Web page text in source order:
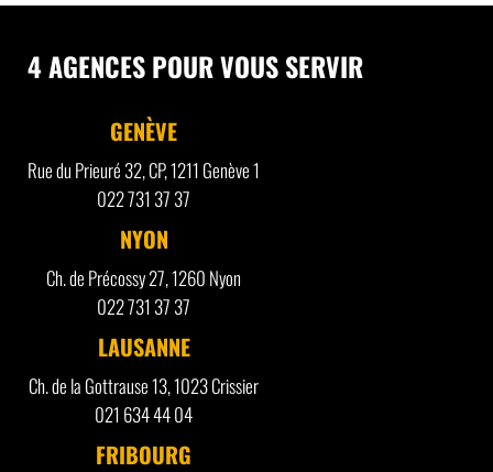
4 AGENCES POUR VOUS SERVIR
GENÈVE
Rue du Prieuré 32, CP, 1211 Genève 1
022 731 37 37
NYON
Ch. de Précossy 27, 1260 Nyon
022 731 37 37
LAUSANNE
Ch. de la Gottrause 13, 1023 Crissier
021 634 44 04
FRIBOURG